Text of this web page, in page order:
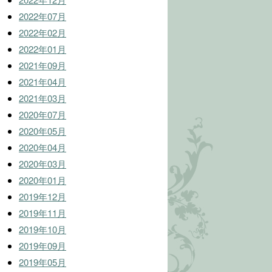
2022年07月
2022年02月
2022年01月
2021年09月
2021年04月
2021年03月
2020年07月
2020年05月
2020年04月
2020年03月
2020年01月
2019年12月
2019年11月
2019年10月
2019年09月
2019年05月